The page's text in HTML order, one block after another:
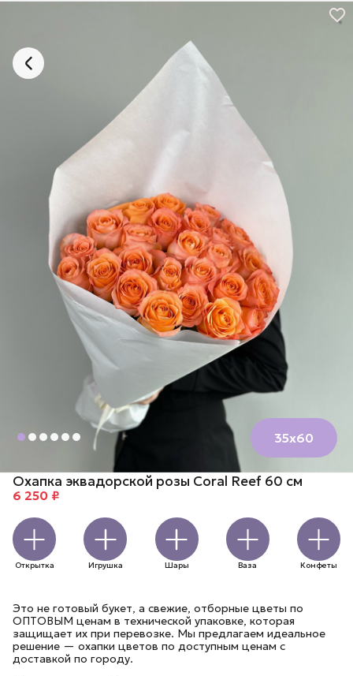
35х60
Охапка эквадорской розы Coral Reef 60 см
6 250 ₽
Открытка Игрушка Шары Ваза Конфеты
Это не готовый букет, а свежие, отборные цветы по
ОПТОВЫМ ценам в технической упаковке, которая
защищает их при перевозке. Мы предлагаем идеальное
решение — охапки цветов по доступным ценам с
доставкой по городу.